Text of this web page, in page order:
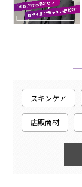
スキンケア
店販商材